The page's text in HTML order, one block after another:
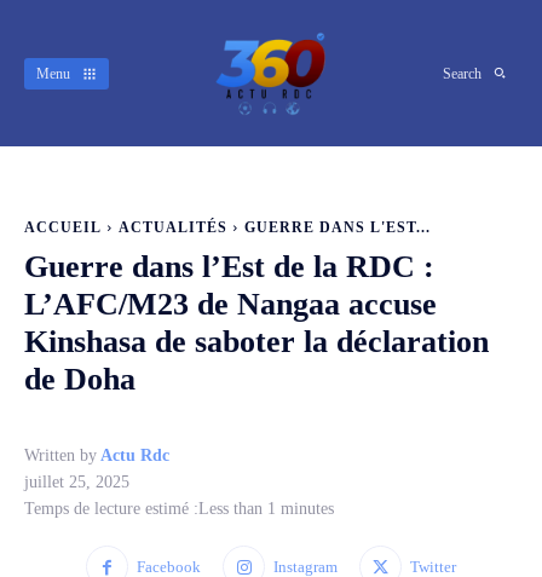
Menu Search
ACCUEIL ACTUALITÉS GUERRE DANS L'EST...
Guerre dans l’Est de la RDC :
L’AFC/M23 de Nangaa accuse
Kinshasa de saboter la déclaration
de Doha
Written by Actu Rdc
juillet 25, 2025
Temps de lecture estimé :Less than 1 minutes
Facebook Instagram Twitter